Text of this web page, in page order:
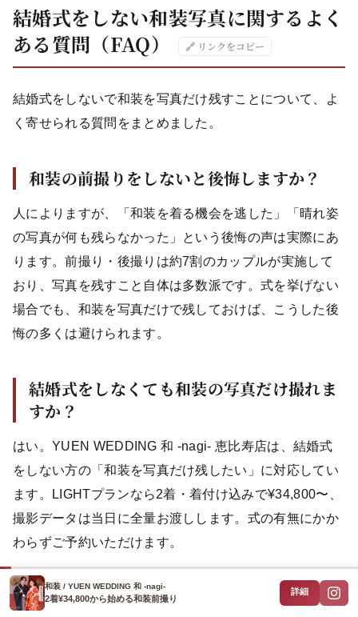
結婚式をしない和装写真に関するよく
ある質問（FAQ）
🔗 リンクをコピー
結婚式をしないで和装を写真だけ残すことについて、よ
く寄せられる質問をまとめました。
和装の前撮りをしないと後悔しますか？
人によりますが、「和装を着る機会を逃した」「晴れ姿
の写真が何も残らなかった」という後悔の声は実際にあ
ります。前撮り・後撮りは約7割のカップルが実施して
おり、写真を残すこと自体は多数派です。式を挙げない
場合でも、和装を写真だけで残しておけば、こうした後
悔の多くは避けられます。
結婚式をしなくても和装の写真だけ撮れま
すか？
はい。YUEN WEDDING 和 -nagi- 恵比寿店は、結婚式
をしない方の「和装を写真だけ残したい」に対応してい
ます。LIGHTプランなら2着・着付け込みで¥34,800〜、
撮影データは当日に全量お渡しします。式の有無にかか
わらずご予約いただけます。
和装を写真だけで残す費用はいくらからで
和装 / YUEN WEDDING 和 -nagi-
2着¥34,800から始める和装前撮り
詳細